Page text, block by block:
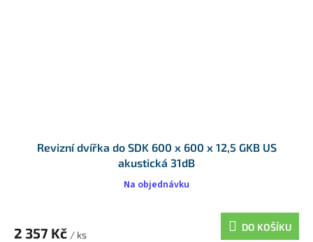
Revizní dvířka do SDK 600 x 600 x 12,5 GKB US
akustická 31dB
Na objednávku
2 357 Kč / ks
DO KOŠÍKU